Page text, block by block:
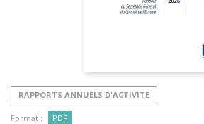
RAPPORTS ANNUELS D'ACTIVITÉ
Format : PDF